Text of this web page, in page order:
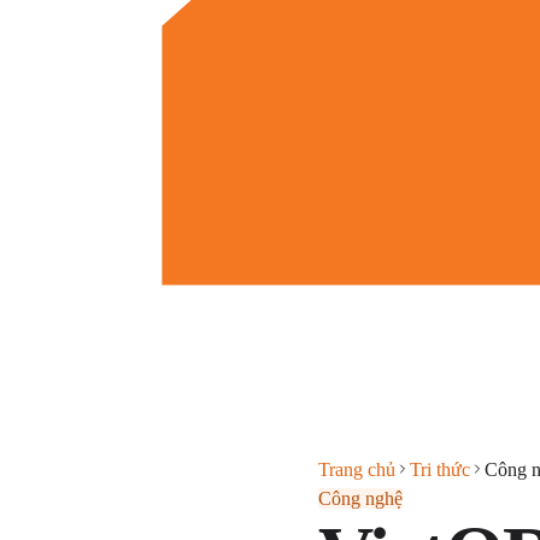
Trang chủ Tri thức
Công
Công nghệ